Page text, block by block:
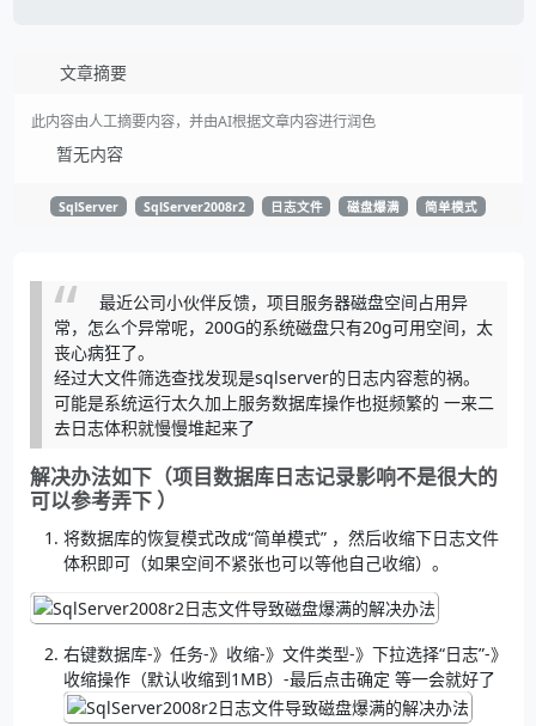
文章摘要
此内容由人工摘要内容，并由AI根据文章内容进行润色
暂无内容
SqlServer SqlServer2008r2 日志文件 磁盘爆满 简单模式
最近公司小伙伴反馈，项目服务器磁盘空间占用异
常，怎么个异常呢，200G的系统磁盘只有20g可用空间，太
丧心病狂了。
经过大文件筛选查找发现是sqlserver的日志内容惹的祸。
可能是系统运行太久加上服务数据库操作也挺频繁的 一来二
去日志体积就慢慢堆起来了
解决办法如下（项目数据库日志记录影响不是很大的
可以参考弄下 ）
将数据库的恢复模式改成“简单模式” ，然后收缩下日志文件
体积即可（如果空间不紧张也可以等他自己收缩）。
右键数据库-》任务-》收缩-》文件类型-》下拉选择“日志”-》
收缩操作（默认收缩到1MB）-最后点击确定 等一会就好了